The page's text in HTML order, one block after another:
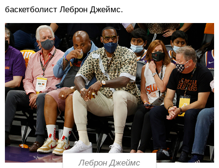
баскетболист Леброн Джеймс.
Леброн Джеймс